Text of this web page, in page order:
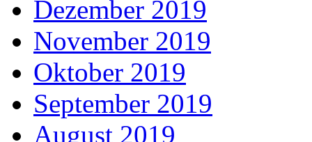
Dezember 2019
November 2019
Oktober 2019
September 2019
August 2019